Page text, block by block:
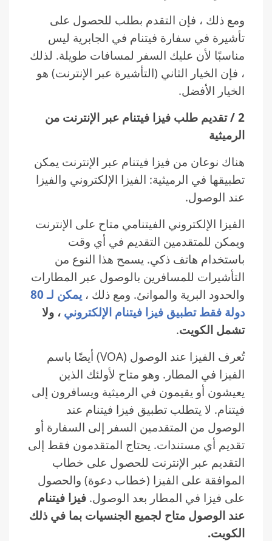
ومع ذلك ، فإن التقدم بطلب للحصول على
تأشيرة في سفارة فيتنام في الجابرية ليس
مناسبًا لأن عليك السفر لمسافات طويلة. لذلك
، فإن الخيار الثاني (التأشيرة عبر الإنترنت) هو
الخيار الأفضل.
2 / تقديم طلب فيزا فيتنام عبر الإنترنت من
الرميثية
هناك نوعان من فيزا فيتنام عبر الإنترنت يمكن
تطبيقها في الرميثية: الفيزا الإلكتروني والفيزا
عند الوصول.
الفيزا الإلكتروني الفيتنامي متاح على الإنترنت
ويمكن للمتقدمين التقديم في أي وقت
باستخدام هاتف ذكي. يسمح هذا النوع من
التأشيرات للمسافرين بالوصول عبر المطارات
والحدود البرية والموانئ. ومع ذلك ،
يمكن لـ 80
دولة فقط تطبيق فيزا فيتنام الإلكتروني ، ولا
تشمل الكويت.
تُعرف الفيزا عند الوصول (VOA) أيضًا باسم
الفيزا في المطار. وهو متاح لأولئك الذين
يعيشون أو يقيمون في الرميثية ويسافرون إلى
فيتنام. لا يتطلب تطبيق فيزا فيتنام عند
الوصول من المتقدمين السفر إلى السفارة أو
تقديم أي مستندات. يحتاج المتقدمون فقط إلى
التقديم عبر الإنترنت للحصول على خطاب
الموافقة على الفيزا (خطاب دعوة) والحصول
على فيزا في المطار بعد الوصول. فيزا فيتنام
عند الوصول متاح لجميع الجنسيات بما في ذلك
الكويت.